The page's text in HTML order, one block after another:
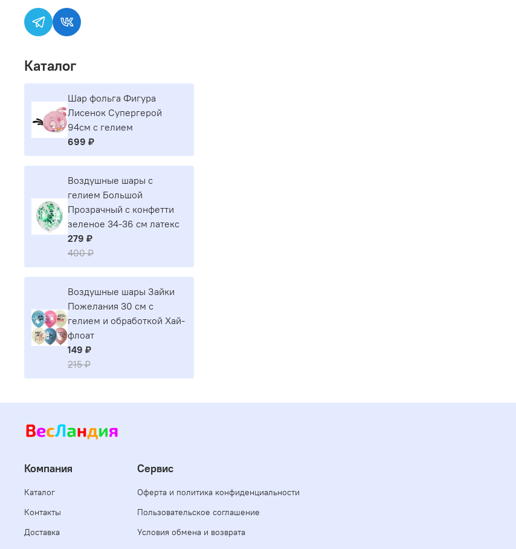
Каталог
Шар фольга Фигура
Лисенок Супергерой
94см с гелием
699 ₽
Воздушные шары с
гелием Большой
Прозрачный с конфетти
зеленое 34-36 см латекс
279 ₽
400 ₽
Воздушные шары Зайки
Пожелания 30 см с
гелием и обработкой Хай-
флоат
149 ₽
215 ₽
Компания
Каталог
Контакты
Доставка
Сервис
Оферта и политика конфиденциальности
Пользовательское соглашение
Условия обмена и возврата